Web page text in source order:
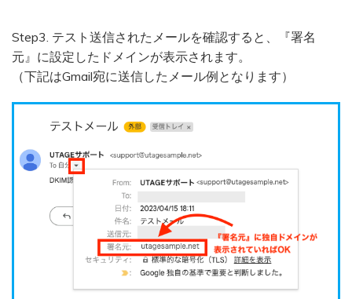
Step3. テスト送信されたメールを確認すると、『署名
元』に設定したドメインが表示されます。
（下記はGmail宛に送信したメール例となります）